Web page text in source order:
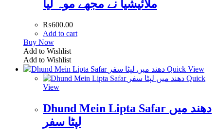
ملائیشیا نے مجھے موہ لیا
₨600.00
Add to cart
Buy Now
Add to Wishlist
Add to Wishlist
Quick View
Quick
View
Dhund Mein Lipta Safar دھند میں
لپٹا سفر